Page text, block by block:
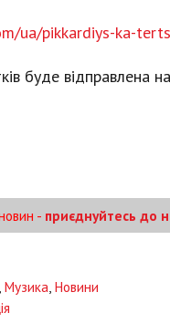
ua/pikkardiys-ka-
буде відправлена
- приєднуйтесь до
, Музика, Новини